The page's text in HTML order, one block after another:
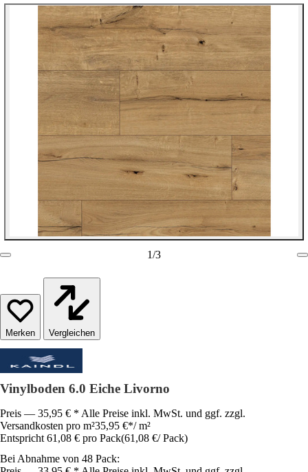
1/3
Vergleichen
Vinylboden 6.0 Eiche Livorno
Preis — 35,95 € * Alle Preise inkl. MwSt. und ggf. zzgl.
Versandkosten pro m²35,95 €*/ m²
Entspricht 61,08 € pro Pack(61,08 €/ Pack)
Bei Abnahme von 48 Pack: